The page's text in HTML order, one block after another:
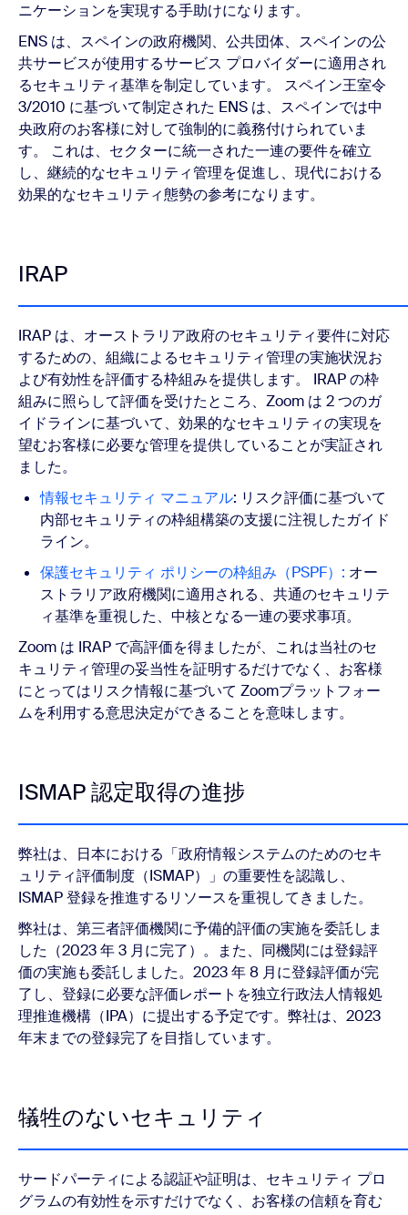
ニケーションを実現する手助けになります。
ENS は、スペインの政府機関、公共団体、スペインの公
共サービスが使用するサービス プロバイダーに適用され
るセキュリティ基準を制定しています。 スペイン王室令
3/2010 に基づいて制定された ENS は、スペインでは中
央政府のお客様に対して強制的に義務付けられていま
す。 これは、セクターに統一された一連の要件を確立
し、継続的なセキュリティ管理を促進し、現代における
効果的なセキュリティ態勢の参考になります。
IRAP
IRAP は、オーストラリア政府のセキュリティ要件に対応
するための、組織によるセキュリティ管理の実施状況お
よび有効性を評価する枠組みを提供します。 IRAP の枠
組みに照らして評価を受けたところ、Zoom は 2 つのガ
イドラインに基づいて、効果的なセキュリティの実現を
望むお客様に必要な管理を提供していることが実証され
ました。
情報セキュリティ マニュアル: リスク評価に基づいて
内部セキュリティの枠組構築の支援に注視したガイド
ライン。
保護セキュリティ ポリシーの枠組み（PSPF）: オー
ストラリア政府機関に適用される、共通のセキュリテ
ィ基準を重視した、中核となる一連の要求事項。
Zoom は IRAP で高評価を得ましたが、これは当社のセ
キュリティ管理の妥当性を証明するだけでなく、お客様
にとってはリスク情報に基づいて Zoomプラットフォー
ムを利用する意思決定ができることを意味します。
ISMAP 認定取得の進捗
弊社は、日本における「政府情報システムのためのセキ
ュリティ評価制度（ISMAP）」の重要性を認識し、
ISMAP 登録を推進するリソースを重視してきました。
弊社は、第三者評価機関に予備的評価の実施を委託しま
した（2023 年 3 月に完了）。また、同機関には登録評
価の実施も委託しました。2023 年 8 月に登録評価が完
了し、登録に必要な評価レポートを独立行政法人情報処
理推進機構（IPA）に提出する予定です。弊社は、2023
年末までの登録完了を目指しています。
犠牲のないセキュリティ
サードパーティによる認証や証明は、セキュリティ プロ
グラムの有効性を示すだけでなく、お客様の信頼を育む